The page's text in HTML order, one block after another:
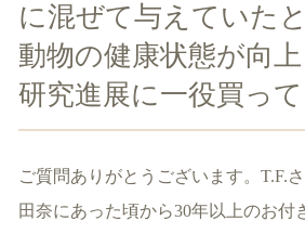
に混ぜて与えていた
動物の健康状態が向
研究進展に一役買って
ご質問ありがとうございます。T.F.
田奈にあった頃から30年以上のお付